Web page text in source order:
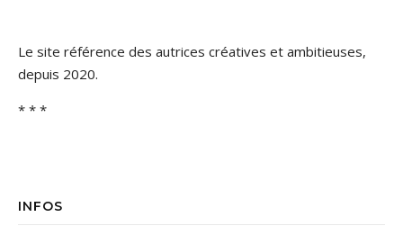
Le site référence des autrices créatives et ambitieuses,
depuis 2020.
* * *
INFOS